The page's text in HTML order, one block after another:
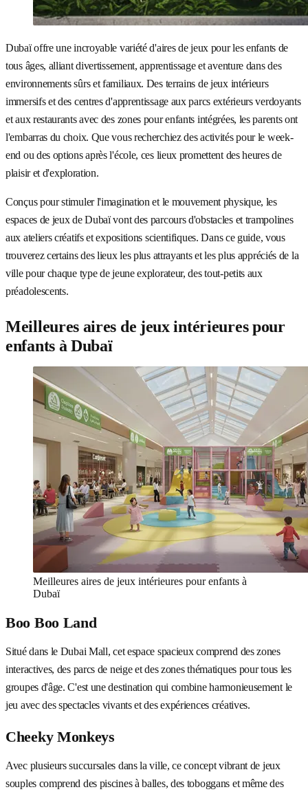
Dubaï offre une incroyable variété d'aires de jeux pour les enfants de
tous âges, alliant divertissement, apprentissage et aventure dans des
environnements sûrs et familiaux. Des terrains de jeux intérieurs
immersifs et des centres d'apprentissage aux parcs extérieurs verdoyants
et aux restaurants avec des zones pour enfants intégrées, les parents ont
l'embarras du choix. Que vous recherchiez des activités pour le week-
end ou des options après l'école, ces lieux promettent des heures de
plaisir et d'exploration.
Conçus pour stimuler l'imagination et le mouvement physique, les
espaces de jeux de Dubaï vont des parcours d'obstacles et trampolines
aux ateliers créatifs et expositions scientifiques. Dans ce guide, vous
trouverez certains des lieux les plus attrayants et les plus appréciés de la
ville pour chaque type de jeune explorateur, des tout-petits aux
préadolescents.
Meilleures aires de jeux intérieures pour
enfants à Dubaï
Meilleures aires de jeux intérieures pour enfants à
Dubaï
Boo Boo Land
Situé dans le Dubai Mall, cet espace spacieux comprend des zones
interactives, des parcs de neige et des zones thématiques pour tous les
groupes d'âge. C'est une destination qui combine harmonieusement le
jeu avec des spectacles vivants et des expériences créatives.
Cheeky Monkeys
Avec plusieurs succursales dans la ville, ce concept vibrant de jeux
souples comprend des piscines à balles, des toboggans et même des